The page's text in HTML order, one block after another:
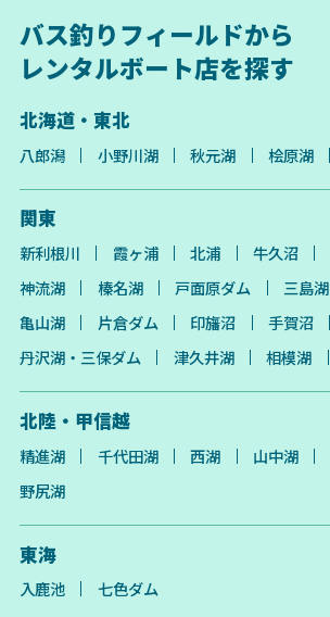
バス釣りフィールドから
レンタルボート店を探す
北海道・東北
八郎潟 小野川湖 秋元湖 桧原湖
関東
新利根川 霞ヶ浦 北浦 牛久沼
神流湖
榛名湖 戸面原ダム 三島湖
亀山湖
片倉ダム 印旛沼
手賀沼
丹沢湖・三保ダム
津久井湖 相模湖
北陸・甲信越
精進湖 千代田湖 西湖 山中湖
野尻湖
東海
入鹿池 七色ダム